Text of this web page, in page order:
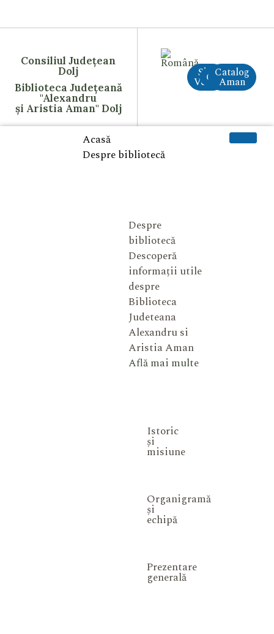
Consiliul Județean
Dolj
Biblioteca Județeană
"Alexandru
și Aristia Aman" Dolj
Site
VechiCreAI
Catalog
Aman
Acasă
Despre bibliotecă
Despre
bibliotecă
Descoperă
informații utile
despre
Biblioteca
Judeteana
Alexandru si
Aristia Aman
Află mai multe
Istoric
și
misiune
Organigramă
și
echipă
Prezentare
generală